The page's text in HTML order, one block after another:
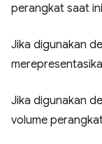
perangkat saat
Jika digunakan
Jika digunakan
volume